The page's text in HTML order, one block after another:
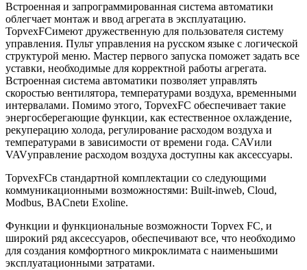
Встроенная и запрограммированная система автоматики
облегчает монтаж и ввод агрегата в эксплуатацию.
TopvexFCимеют дружественную для пользователя систему
управления. Пульт управления на русском языке с логической
структурой меню. Мастер первого запуска поможет задать все
уставки, необходимые для корректной работы агрегата.
Встроенная система автоматики позволяет управлять
скоростью вентилятора, температурами воздуха, временными
интервалами. Помимо этого, TopvexFC обеспечивает такие
энергосберегающие функции, как естественное охлаждение,
рекуперацию холода, регулирование расходом воздуха и
температурами в зависимости от времени года. CAVили
VAVуправление расходом воздуха доступны как аксессуары.
TopvexFCв стандартной комплектации со следующими
коммуникационными возможностями: Built-inweb, Cloud,
Modbus, BACnetи Exoline.
Функции и функциональные возможности Topvex FC, и
широкий ряд аксессуаров, обеспечивают все, что необходимо
для создания комфортного микроклимата с наименьшими
эксплуатационными затратами.